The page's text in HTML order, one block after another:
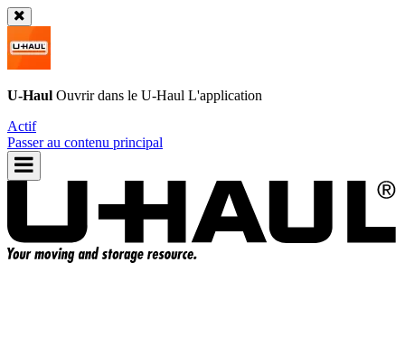
U-Haul Ouvrir dans le U-Haul L'application
Actif
Passer au contenu principal